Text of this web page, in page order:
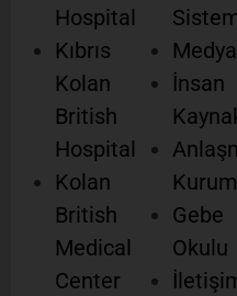
Hospital
Kıbrıs
Kolan
British
Hospital
Kolan
British
Medical
Center
Medya
İnsan
Gebe
Okulu